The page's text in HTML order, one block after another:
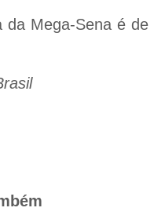
da Mega-Sena é